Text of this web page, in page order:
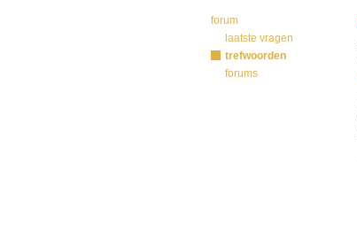
forum
laatste vragen
trefwoorden
forums